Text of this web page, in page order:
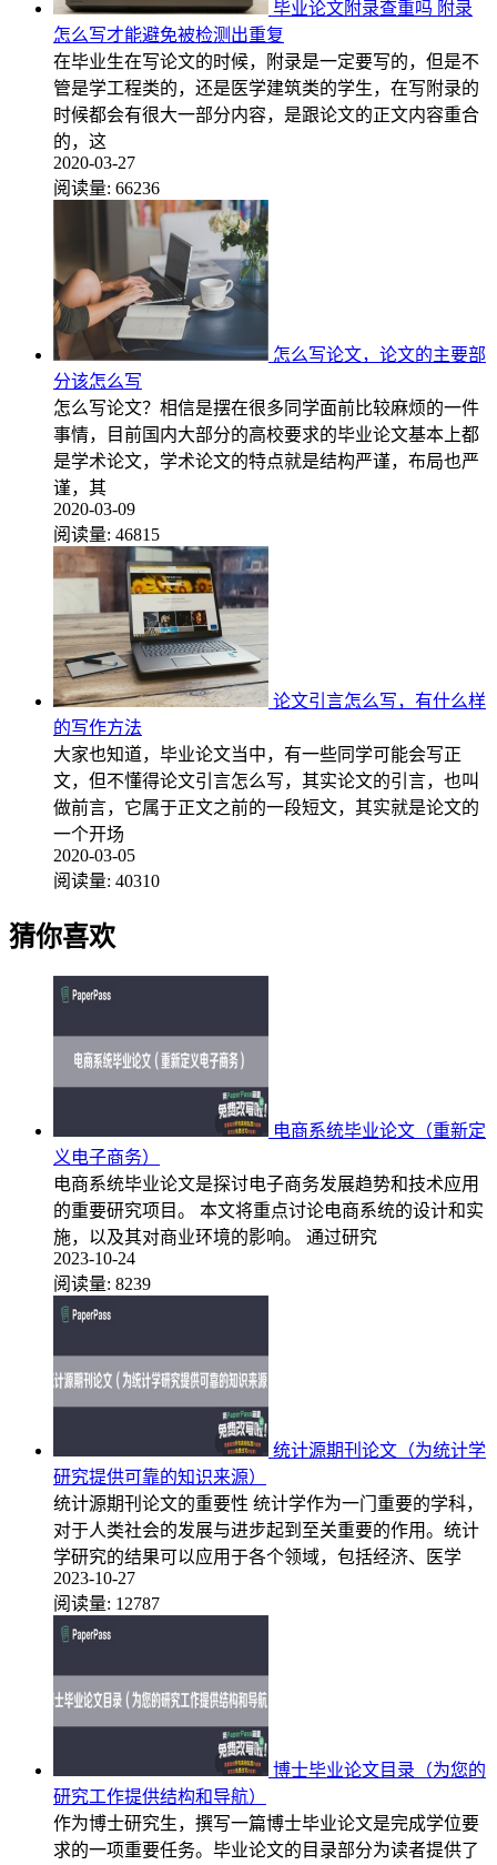
毕业论文附录查重吗 附录
怎么写才能避免被检测出重复
在毕业生在写论文的时候，附录是一定要写的，但是不
管是学工程类的，还是医学建筑类的学生，在写附录的
时候都会有很大一部分内容，是跟论文的正文内容重合
的，这
2020-03-27
阅读量: 66236
怎么写论文，论文的主要部
分该怎么写
怎么写论文？相信是摆在很多同学面前比较麻烦的一件
事情，目前国内大部分的高校要求的毕业论文基本上都
是学术论文，学术论文的特点就是结构严谨，布局也严
谨，其
2020-03-09
阅读量: 46815
论文引言怎么写，有什么样
的写作方法
大家也知道，毕业论文当中，有一些同学可能会写正
文，但不懂得论文引言怎么写，其实论文的引言，也叫
做前言，它属于正文之前的一段短文，其实就是论文的
一个开场
2020-03-05
阅读量: 40310
猜你喜欢
电商系统毕业论文（重新定
义电子商务）
电商系统毕业论文是探讨电子商务发展趋势和技术应用
的重要研究项目。 本文将重点讨论电商系统的设计和实
施，以及其对商业环境的影响。 通过研究
2023-10-24
阅读量: 8239
统计源期刊论文（为统计学
研究提供可靠的知识来源）
统计源期刊论文的重要性 统计学作为一门重要的学科，
对于人类社会的发展与进步起到至关重要的作用。统计
学研究的结果可以应用于各个领域，包括经济、医学
2023-10-27
阅读量: 12787
博士毕业论文目录（为您的
研究工作提供结构和导航）
作为博士研究生，撰写一篇博士毕业论文是完成学位要
求的一项重要任务。毕业论文的目录部分为读者提供了